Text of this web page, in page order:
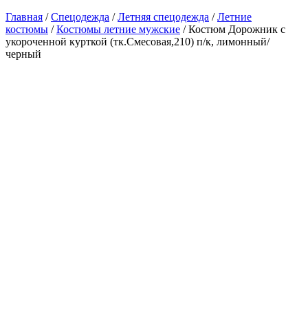
Главная /Спецодежда /Летняя спецодежда /Летние
костюмы /Костюмы летние мужские / Костюм Дорожник с
укороченной курткой (тк.Смесовая,210) п/к, лимонный/
черный